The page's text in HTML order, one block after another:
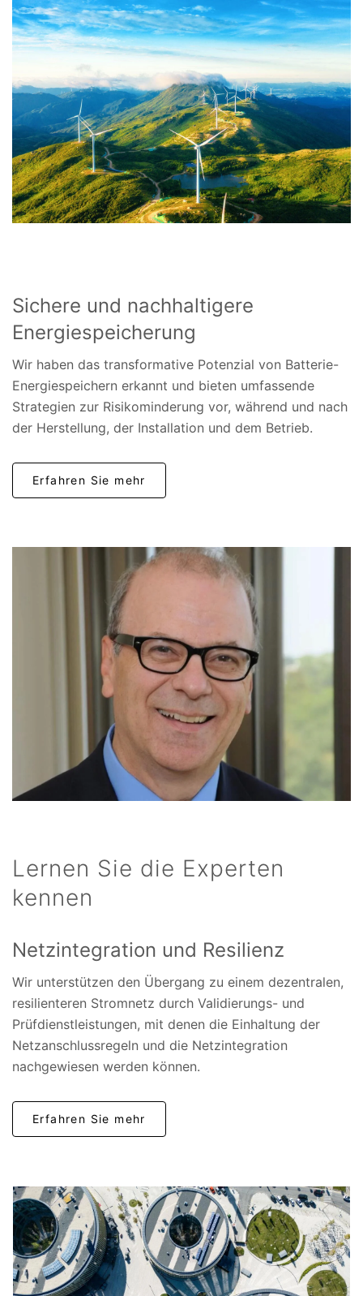
Sichere und nachhaltigere
Energiespeicherung
Wir haben das transformative Potenzial von Batterie-
Energiespeichern erkannt und bieten umfassende
Strategien zur Risikominderung vor, während und nach
der Herstellung, der Installation und dem Betrieb.
Erfahren Sie mehr
Lernen Sie die Experten
kennen
Netzintegration und Resilienz
Wir unterstützen den Übergang zu einem dezentralen,
resilienteren Stromnetz durch Validierungs- und
Prüfdienstleistungen, mit denen die Einhaltung der
Netzanschlussregeln und die Netzintegration
nachgewiesen werden können.
Erfahren Sie mehr